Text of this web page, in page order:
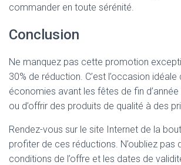
commander en toute sérénité.
Conclusion
Ne manquez pas cette promotion
30% de réduction. C’est l’occasion
économies avant les fêtes de fin
ou d’offrir des produits de qualité à des
Rendez-vous sur le site Internet de la
profiter de ces réductions. N’oubliez pas
conditions de l’offre et les dates de